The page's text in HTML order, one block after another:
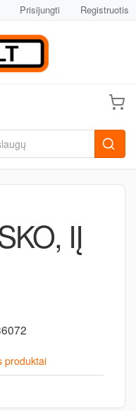
Prisijungti Registruotis
IĮ
produktai